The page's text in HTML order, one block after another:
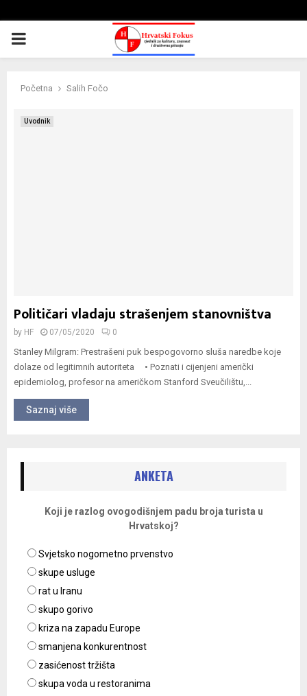
PRIMARY
Početna Salih Fočo
Uvodnik
Političari vladaju strašenjem stanovništva
by HF 07/05/2020 0
Stanley Milgram: Prestrašeni puk bespogovorno sluša naredbe koje
dolaze od legitimnih autoriteta • Poznati i cijenjeni američki
epidemiolog, profesor na američkom Stanford Sveučilištu,...
Saznaj više
ANKETA
Koji je razlog ovogodišnjem padu broja turista u
Hrvatskoj?
Svjetsko nogometno prvenstvo
skupe usluge
rat u Iranu
skupo gorivo
kriza na zapadu Europe
smanjena konkurentnost
zasićenost tržišta
skupa voda u restoranima